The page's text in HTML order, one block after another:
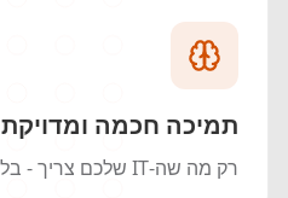
תמיכה חכמה ומדויקת
רק מה שה-IT שלכם צריך - בלי תוספות מיותרות ויקרות